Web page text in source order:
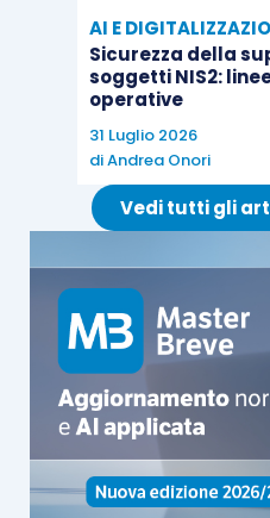
Per quanto riguarda,
servizi rese nei
Gruppo, la cui Iva sia
del 2019, le stesse sono
consideranoeffettuate
AI E
Sicurezza della
soggetti NIS2:
operative
31 Luglio 2026
diAndrea Onori
Vedi tutti gli